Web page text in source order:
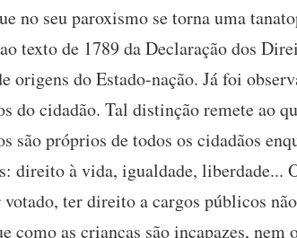
no seu paroxismo se torna uma
texto de 1789 da Declaração dos
origens do Estado-nação. Já foi
do cidadão. Tal distinção remete ao
são próprios de todos os cidadãos
direito à vida, igualdade, liberdade...
ter direito a cargos públicos
como as crianças são incapazes,